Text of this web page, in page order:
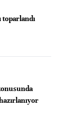
toparlandı